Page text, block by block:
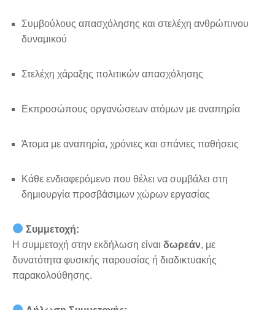
Συμβούλους απασχόλησης και στελέχη ανθρώπινου
δυναμικού
Στελέχη χάραξης πολιτικών απασχόλησης
Εκπροσώπους οργανώσεων ατόμων με αναπηρία
Άτομα με αναπηρία, χρόνιες και σπάνιες παθήσεις
Κάθε ενδιαφερόμενο που θέλει να συμβάλει στη
δημιουργία προσβάσιμων χώρων εργασίας
Συμμετοχή:
Η συμμετοχή στην εκδήλωση είναι δωρεάν, με
δυνατότητα φυσικής παρουσίας ή διαδικτυακής
παρακολούθησης.